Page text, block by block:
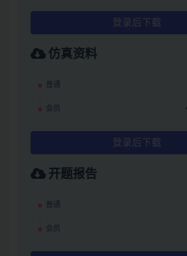
登录后下载
仿真资料
普通
会员
登录后下载
开题报告
普通
会员